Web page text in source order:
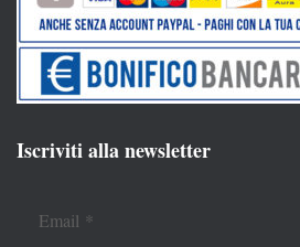
Iscriviti alla newsletter
Email *